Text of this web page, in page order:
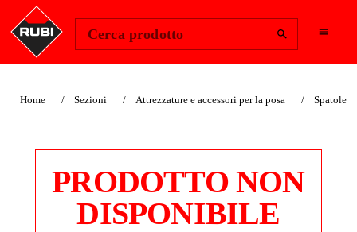
Cerca prodotto
Home Sezioni Attrezzature e accessori per la posa Spatole
PRODOTTO NON
DISPONIBILE